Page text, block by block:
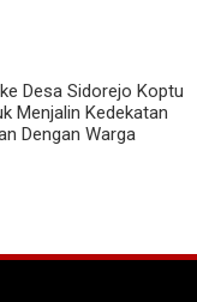
Desa Sidorejo Koptu
Menjalin Kedekatan
Dengan Warga